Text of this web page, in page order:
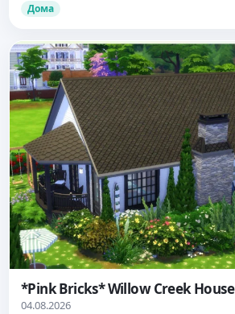
Дома
*Pink Bricks* Willow Creek House
04.08.2026